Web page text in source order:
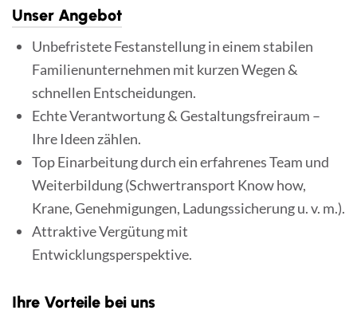
Unser Angebot
Unbefristete Festanstellung in einem stabilen
Familienunternehmen mit kurzen Wegen &
schnellen Entscheidungen.
Echte Verantwortung & Gestaltungsfreiraum –
Ihre Ideen zählen.
Top Einarbeitung durch ein erfahrenes Team und
Weiterbildung (Schwertransport Know how,
Krane, Genehmigungen, Ladungssicherung u. v. m.).
Attraktive Vergütung mit
Entwicklungsperspektive.
Ihre Vorteile bei uns